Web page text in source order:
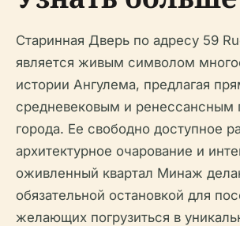
Старинная Дверь по адресу 59
является живым символом
истории Ангулема, предлагая
средневековым и
города. Ее свободно доступное
архитектурное очарование и
оживленный квартал Минаж
обязательной остановкой для
желающих погрузиться в